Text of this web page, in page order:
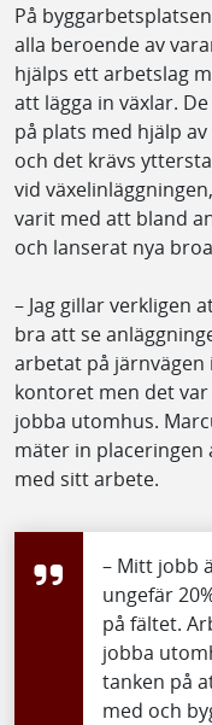
På
alla beroende av
hjälps ett arbetslag
att lägga in växlar.
på plats med hjälp
och det krävs
vid
varit med att bland
och lanserat nya
– Jag gillar verkligen
bra att se
arbetat på järnvägen
kontoret men det
jobba utomhus.
mäter in placeringen
med sitt arbete.
– Mitt jobb
ungefär
på fältet.
jobba
tanken på
med och